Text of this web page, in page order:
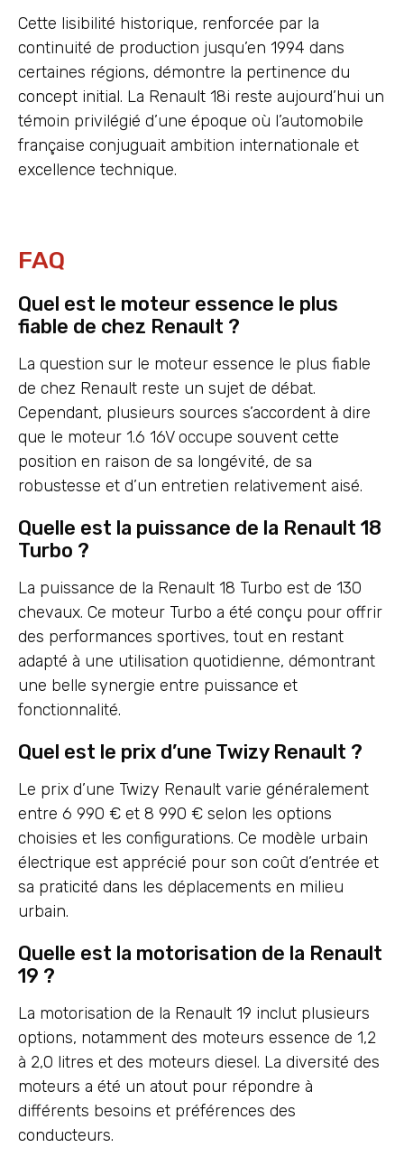
Cette lisibilité historique, renforcée par la
continuité de production jusqu’en 1994 dans
certaines régions, démontre la pertinence du
concept initial. La Renault 18i reste aujourd’hui un
témoin privilégié d’une époque où l’automobile
française conjuguait ambition internationale et
excellence technique.
FAQ
Quel est le moteur essence le plus
fiable de chez Renault ?
La question sur le moteur essence le plus fiable
de chez Renault reste un sujet de débat.
Cependant, plusieurs sources s’accordent à dire
que le moteur 1.6 16V occupe souvent cette
position en raison de sa longévité, de sa
robustesse et d’un entretien relativement aisé.
Quelle est la puissance de la Renault 18
Turbo ?
La puissance de la Renault 18 Turbo est de 130
chevaux. Ce moteur Turbo a été conçu pour offrir
des performances sportives, tout en restant
adapté à une utilisation quotidienne, démontrant
une belle synergie entre puissance et
fonctionnalité.
Quel est le prix d’une Twizy Renault ?
Le prix d’une Twizy Renault varie généralement
entre 6 990 € et 8 990 € selon les options
choisies et les configurations. Ce modèle urbain
électrique est apprécié pour son coût d’entrée et
sa praticité dans les déplacements en milieu
urbain.
Quelle est la motorisation de la Renault
19 ?
La motorisation de la Renault 19 inclut plusieurs
options, notamment des moteurs essence de 1,2
à 2,0 litres et des moteurs diesel. La diversité des
moteurs a été un atout pour répondre à
différents besoins et préférences des
conducteurs.